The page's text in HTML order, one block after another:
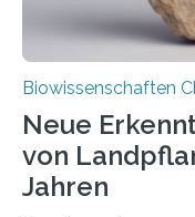
Biowissenschaften
Neue
von
Jahren